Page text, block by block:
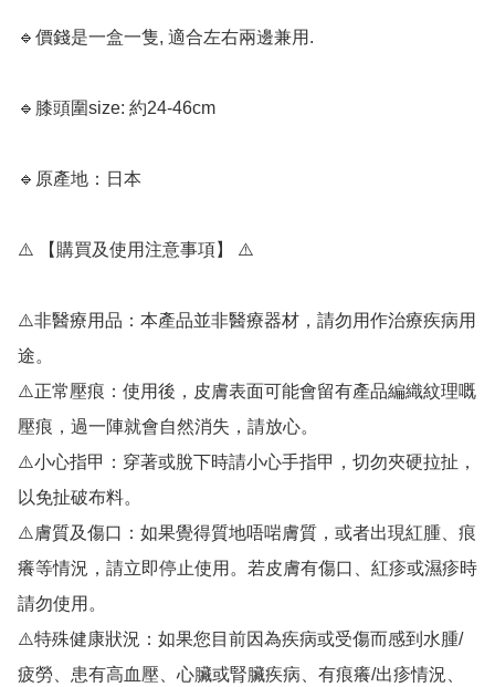
🔹價錢是一盒一隻, 適合左右兩邊兼用.
🔹膝頭圍size: 約24-46cm
🔹原產地：日本
⚠️ 【購買及使用注意事項】 ⚠️
⚠️非醫療用品：本產品並非醫療器材，請勿用作治療疾病用
途。
⚠️正常壓痕：使用後，皮膚表面可能會留有產品編織紋理嘅
壓痕，過一陣就會自然消失，請放心。
⚠️小心指甲：穿著或脫下時請小心手指甲，切勿夾硬拉扯，
以免扯破布料。
⚠️膚質及傷口：如果覺得質地唔啱膚質，或者出現紅腫、痕
癢等情況，請立即停止使用。若皮膚有傷口、紅疹或濕疹時
請勿使用。
⚠️特殊健康狀況：如果您目前因為疾病或受傷而感到水腫/
疲勞、患有高血壓、心臟或腎臟疾病、有痕癢/出疹情況、